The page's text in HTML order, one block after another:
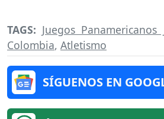
TAGS: Juegos
Colombia, Atletismo
SÍGUENOS EN